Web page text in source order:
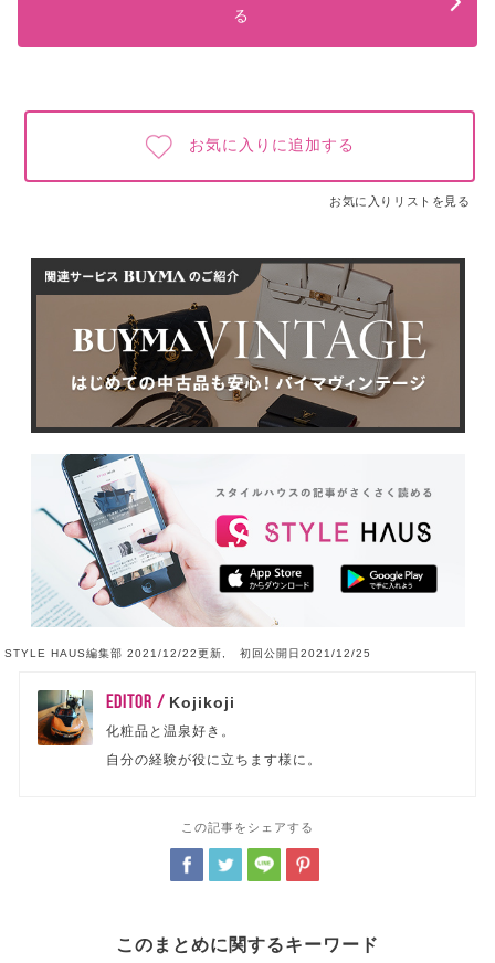
る
お気に入りに追加する
お気に入りリストを見る
STYLE HAUS編集部 2021/12/22更新, 初回公開日2021/12/25
EDITOR / Kojikoji
化粧品と温泉好き。
自分の経験が役に立ちます様に。
この記事をシェアする
このまとめに関するキーワード